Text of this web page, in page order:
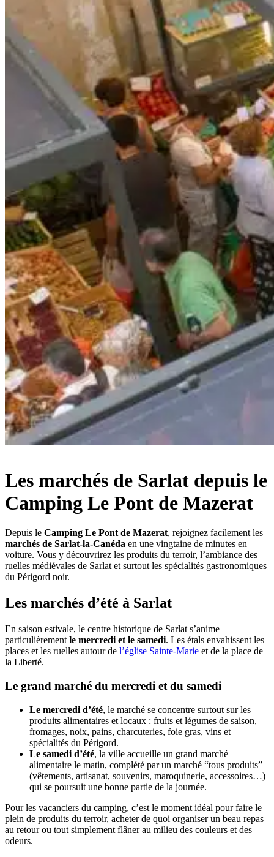
Les marchés de Sarlat depuis le
Camping Le Pont de Mazerat
Depuis le Camping Le Pont de Mazerat, rejoignez facilement les
marchés de Sarlat-la-Canéda en une vingtaine de minutes en
voiture. Vous y découvrirez les produits du terroir, l’ambiance des
ruelles médiévales de Sarlat et surtout les spécialités gastronomiques
du Périgord noir.
Les marchés d’été à Sarlat
En saison estivale, le centre historique de Sarlat s’anime
particulièrement le mercredi et le samedi. Les étals envahissent les
places et les ruelles autour de l’église Sainte-Marie et de la place de
la Liberté.
Le grand marché du mercredi et du samedi
Le mercredi d’été, le marché se concentre surtout sur les
produits alimentaires et locaux : fruits et légumes de saison,
fromages, noix, pains, charcuteries, foie gras, vins et
spécialités du Périgord.
Le samedi d’été, la ville accueille un grand marché
alimentaire le matin, complété par un marché “tous produits”
(vêtements, artisanat, souvenirs, maroquinerie, accessoires…)
qui se poursuit une bonne partie de la journée.
Pour les vacanciers du camping, c’est le moment idéal pour faire le
plein de produits du terroir, acheter de quoi organiser un beau repas
au retour ou tout simplement flâner au milieu des couleurs et des
odeurs.